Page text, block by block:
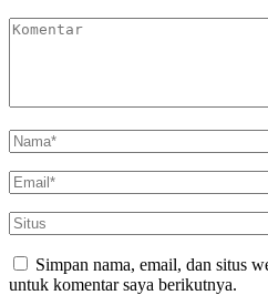
Simpan nama, email, dan situs
untuk komentar saya berikutnya.